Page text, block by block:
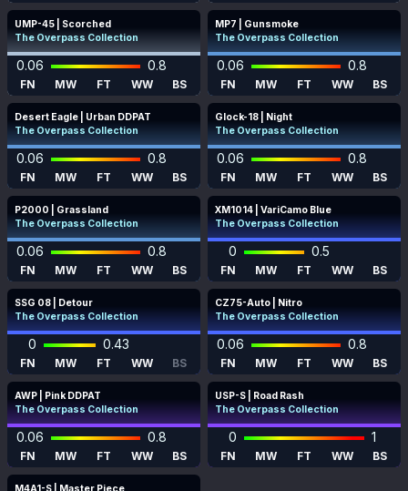
UMP-45 | Scorched
The Overpass Collection
0.06 0.8
FN MW FT WW BS
MP7 | Gunsmoke
The Overpass Collection
0.06 0.8
FN MW FT WW BS
Desert Eagle | Urban DDPAT
The Overpass Collection
0.06 0.8
FN MW FT WW BS
Glock-18 | Night
The Overpass Collection
0.06 0.8
FN MW FT WW BS
P2000 | Grassland
The Overpass Collection
0.06 0.8
FN MW FT WW BS
XM1014 | VariCamo Blue
The Overpass Collection
0 0.5
FN MW FT WW BS
SSG 08 | Detour
The Overpass Collection
0 0.43
FN MW FT WW BS
CZ75-Auto | Nitro
The Overpass Collection
0.06 0.8
FN MW FT WW BS
AWP | Pink DDPAT
The Overpass Collection
0.06 0.8
FN MW FT WW BS
USP-S | Road Rash
The Overpass Collection
0 1
FN MW FT WW BS